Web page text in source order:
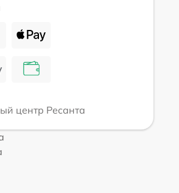
центр Ресанта